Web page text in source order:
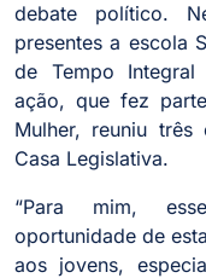
debate político.
presentes a escola
de Tempo Integral
ação, que fez
Mulher, reuniu três
Casa Legislativa.
“Para mim,
oportunidade de
aos jovens,